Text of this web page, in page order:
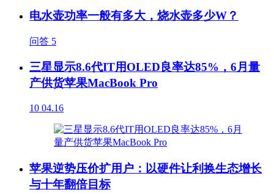
电水壶功率一般有多大，烧水壶多少W？
问答 5
三星显示8.6代IT用OLED良率达85%，6月量
产供货苹果MacBook Pro
10 04.16
苹果逆势压价扩用户：以硬件让利换生态增长
与十年翻倍目标